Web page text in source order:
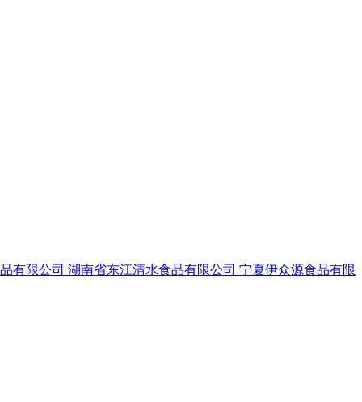
有限公司 湖南省东江清水食品有限公司 宁夏伊众源食品有限